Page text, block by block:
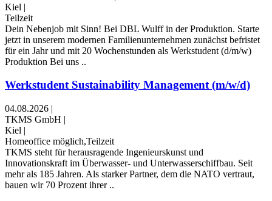
Kiel |
Teilzeit
Dein Nebenjob mit Sinn! Bei DBL Wulff in der Produktion. Starte
jetzt in unserem modernen Familienunternehmen zunächst befristet
für ein Jahr und mit 20 Wochenstunden als Werkstudent (d/m/w)
Produktion Bei uns ..
Werkstudent Sustainability Management (m/w/d)
04.08.2026 |
TKMS GmbH |
Kiel |
Homeoffice möglich,Teilzeit
TKMS steht für herausragende Ingenieurskunst und
Innovationskraft im Überwasser- und Unterwasserschiffbau. Seit
mehr als 185 Jahren. Als starker Partner, dem die NATO vertraut,
bauen wir 70 Prozent ihrer ..